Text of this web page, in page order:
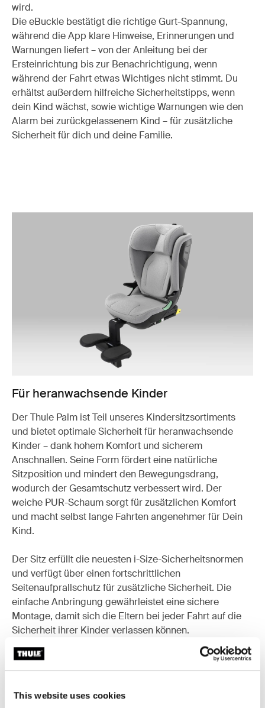
This website uses cookies
wird.
Die eBuckle bestätigt die richtige Gurt-Spannung,
während die App klare Hinweise, Erinnerungen und
Warnungen liefert – von der Anleitung bei der
Ersteinrichtung bis zur Benachrichtigung, wenn
während der Fahrt etwas Wichtiges nicht stimmt. Du
erhältst außerdem hilfreiche Sicherheitstipps, wenn
dein Kind wächst, sowie wichtige Warnungen wie den
Alarm bei zurückgelassenem Kind – für zusätzliche
Sicherheit für dich und deine Familie.
Für heranwachsende Kinder
Der Thule Palm ist Teil unseres Kindersitzsortiments
und bietet optimale Sicherheit für heranwachsende
Kinder – dank hohem Komfort und sicherem
Anschnallen. Seine Form fördert eine natürliche
Sitzposition und mindert den Bewegungsdrang,
wodurch der Gesamtschutz verbessert wird. Der
weiche PUR-Schaum sorgt für zusätzlichen Komfort
und macht selbst lange Fahrten angenehmer für Dein
Kind.
Der Sitz erfüllt die neuesten i-Size-Sicherheitsnormen
und verfügt über einen fortschrittlichen
Seitenaufprallschutz für zusätzliche Sicherheit. Die
einfache Anbringung gewährleistet eine sichere
Montage, damit sich die Eltern bei jeder Fahrt auf die
Sicherheit ihrer Kinder verlassen können.